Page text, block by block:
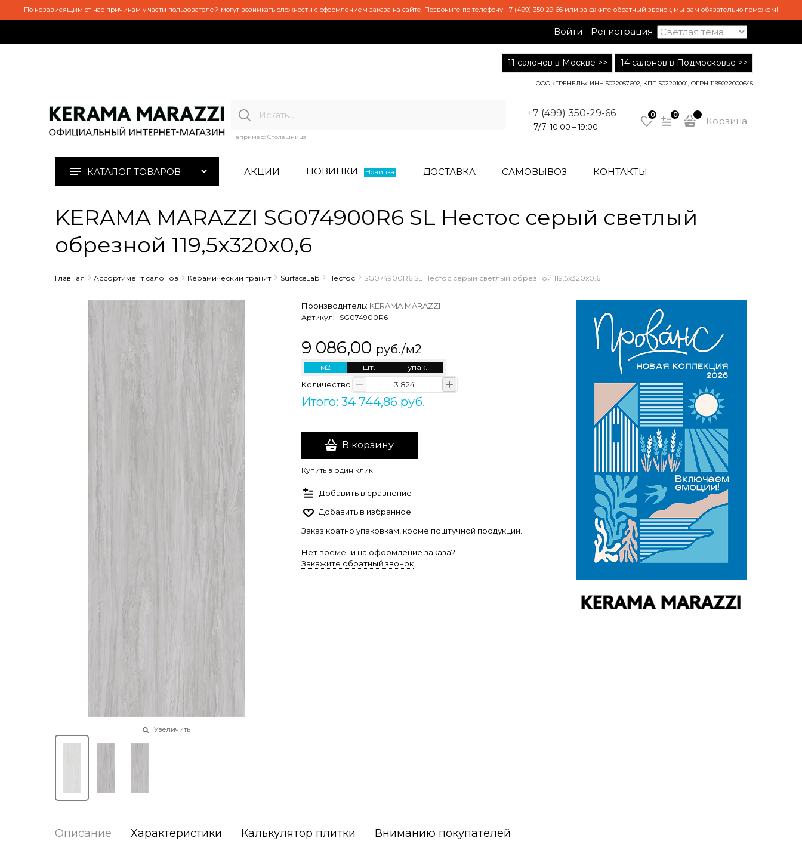
По независящим от нас причинам у части пользователей могут возникать сложности с оформлением заказа на сайте. Позвоните по телефону +7 (499) 350-29-66 или закажите обратный звонок, мы вам обязательно поможем!
Войти Регистрация
11 салонов в Москве >> 14 салонов в Подмосковье >>
ООО «ГРЕНЕЛЬ» ИНН 5022057602, КПП 502201001, ОГРН 1195022000645
Например: Столешница
+7 (499) 350-29-66
7/7 10:00 – 19:00
0 0
Корзина
КАТАЛОГ ТОВАРОВ АКЦИИ НОВИНКИ Новинка ДОСТАВКА САМОВЫВОЗ КОНТАКТЫ
KERAMA MARAZZI SG074900R6 SL Нестос серый светлый
обрезной 119,5x320x0,6
Главная Ассортимент салонов Керамический гранит SurfaceLab Нестос SG074900R6 SL Нестос серый светлый обрезной 119,5x320x0,6
Увеличить
Производитель: KERAMA MARAZZI
Артикул: SG074900R6
9 086,00 руб./м2
м2 шт.
упак.
Количество
Итого: 34 744,86 руб.
В корзину
Купить в один клик
Добавить в сравнение
Добавить в избранное
Заказ кратно упаковкам, кроме поштучной продукции.
Нет времени на оформление заказа?
Закажите обратный звонок
Описание Характеристики Калькулятор плитки Вниманию покупателей